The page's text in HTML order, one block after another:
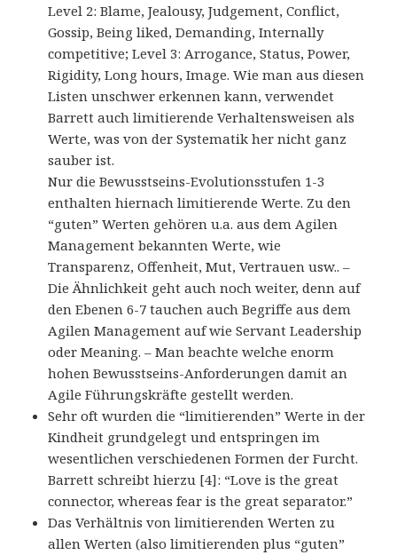
Level 2: Blame, Jealousy, Judgement, Conflict,
Gossip, Being liked, Demanding, Internally
competitive; Level 3: Arrogance, Status, Power,
Rigidity, Long hours, Image. Wie man aus diesen
Listen unschwer erkennen kann, verwendet
Barrett auch limitierende Verhaltensweisen als
Werte, was von der Systematik her nicht ganz
sauber ist.
Nur die Bewusstseins-Evolutionsstufen 1-3
enthalten hiernach limitierende Werte. Zu den
“guten” Werten gehören u.a. aus dem Agilen
Management bekannten Werte, wie
Transparenz, Offenheit, Mut, Vertrauen usw.. –
Die Ähnlichkeit geht auch noch weiter, denn auf
den Ebenen 6-7 tauchen auch Begriffe aus dem
Agilen Management auf wie Servant Leadership
oder Meaning. – Man beachte welche enorm
hohen Bewusstseins-Anforderungen damit an
Agile Führungskräfte gestellt werden.
Sehr oft wurden die “limitierenden” Werte in der
Kindheit grundgelegt und entspringen im
wesentlichen verschiedenen Formen der Furcht.
Barrett schreibt hierzu [4]: “Love is the great
connector, whereas fear is the great separator.”
Das Verhältnis von limitierenden Werten zu
allen Werten (also limitierenden plus “guten”